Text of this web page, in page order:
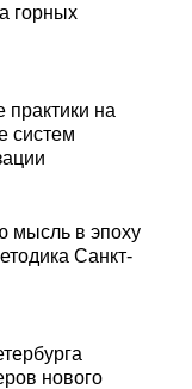
горных
практики на
систем
мысль в эпоху
Санкт-
нового